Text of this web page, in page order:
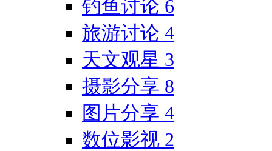
钓鱼讨论 6
旅游讨论 4
天文观星 3
摄影分享 8
图片分享 4
数位影视 2